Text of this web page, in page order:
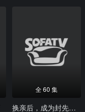
全 60 集
换亲后，成为封先生的心尖宠